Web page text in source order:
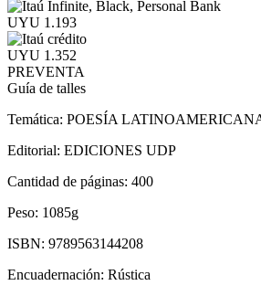
UYU 1.193
UYU 1.352
PREVENTA
Guía de talles
Temática: POESÍA
Editorial: EDICIONES UDP
Cantidad de páginas: 400
Peso: 1085g
ISBN: 9789563144208
Encuadernación: Rústica